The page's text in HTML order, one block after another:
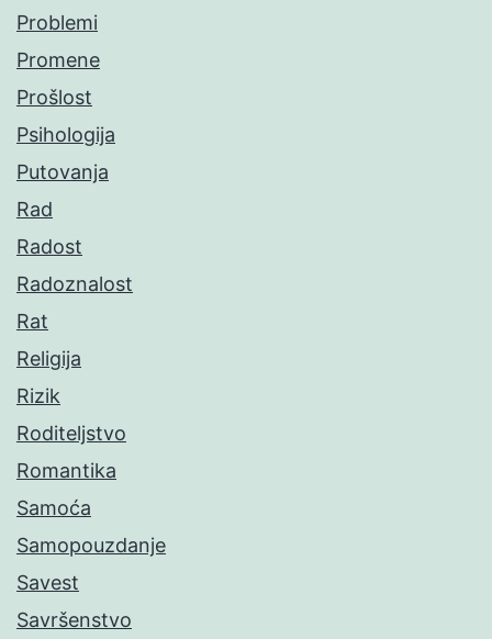
Problemi
Promene
Prošlost
Psihologija
Putovanja
Rad
Radost
Radoznalost
Rat
Religija
Rizik
Roditeljstvo
Romantika
Samoća
Samopouzdanje
Savest
Savršenstvo